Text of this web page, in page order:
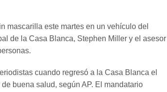
mascarilla este martes en un vehículo del
de la Casa Blanca, Stephen Miller y el
cuando regresó a la Casa Blanca el
buena salud, según AP. El mandatario